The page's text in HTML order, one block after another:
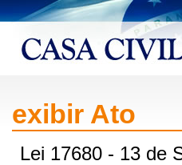
exibir Ato
Lei 17680 - 13 de